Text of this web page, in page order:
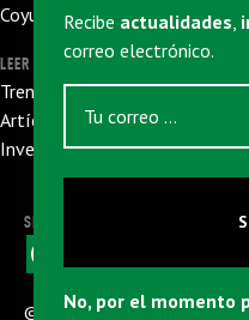
Coyuntura internacional
LEER
Trends
Artículos
Investigaciones
SIGUENOS
a
e
h
t
i
k
e
e
© 2026 Universidad
Recibe actualidades,
correo electrónico.
No, por el momento